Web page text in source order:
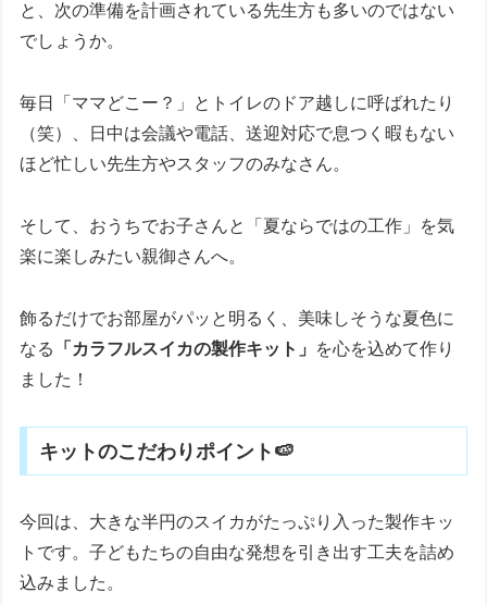
と、次の準備を計画されている先生方も多いのではない
でしょうか。
毎日「ママどこー？」とトイレのドア越しに呼ばれたり
（笑）、日中は会議や電話、送迎対応で息つく暇もない
ほど忙しい先生方やスタッフのみなさん。
そして、おうちでお子さんと「夏ならではの工作」を気
楽に楽しみたい親御さんへ。
飾るだけでお部屋がパッと明るく、美味しそうな夏色に
なる
「カラフルスイカの製作キット」
を心を込めて作り
ました！
キットのこだわりポイント🍉
今回は、大きな半円のスイカがたっぷり入った製作キッ
トです。子どもたちの自由な発想を引き出す工夫を詰め
込みました。